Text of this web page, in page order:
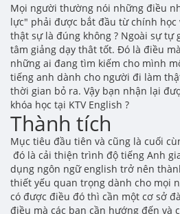
Mọi người thường nói những điều
lực" phải được bắt đầu từ chính
thật sự là đúng không ? Ngoài sự tự
tâm giảng dạy thât tốt. Đó là điều
những ai đang tìm kiếm cho mình
tiếng anh dành cho người đi làm
thời gian bỏ ra. Vậy bạn nhận lại
khóa học tại KTV English ?
Thành tích
Mục tiêu đầu tiên và cũng là cuối
đó là cải thiện trình độ tiếng Anh
dụng ngôn ngữ english trở nên
thiết yếu quan trọng dành cho mọi
có được điều đó thì cần một cơ sở
điều mà các bạn cần hướng đến và